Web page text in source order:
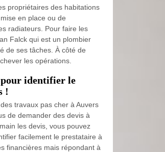
propriétaires des habitations
en place ou de
radiateurs. Pour faire les
Falck qui est un plombier
de ses tâches. À côté de
les opérations.
pour identifier le
!
travaux pas cher à Auvers
de demander des devis à
les devis, vous pouvez
facilement le prestataire à
financières mais répondant à